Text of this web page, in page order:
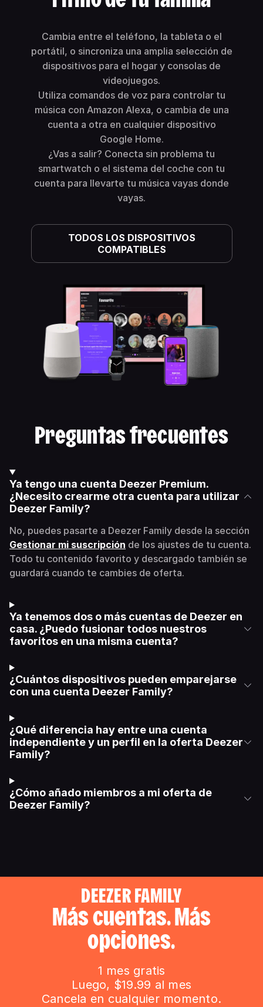
Cambia entre el teléfono, la tableta o el
portátil, o sincroniza una amplia selección de
dispositivos para el hogar y consolas de
videojuegos.
Utiliza comandos de voz para controlar tu
música con Amazon Alexa, o cambia de una
cuenta a otra en cualquier dispositivo
Google Home.
¿Vas a salir? Conecta sin problema tu
smartwatch o el sistema del coche con tu
cuenta para llevarte tu música vayas donde
vayas.
TODOS LOS DISPOSITIVOS
COMPATIBLES
Preguntas frecuentes
Ya tengo una cuenta Deezer Premium.
¿Necesito crearme otra cuenta para utilizar
Deezer Family?
No, puedes pasarte a Deezer Family desde la sección
Gestionar mi suscripción de los ajustes de tu cuenta.
Todo tu contenido favorito y descargado también se
guardará cuando te cambies de oferta.
Ya tenemos dos o más cuentas de Deezer en
casa. ¿Puedo fusionar todos nuestros
favoritos en una misma cuenta?
¿Cuántos dispositivos pueden emparejarse
con una cuenta Deezer Family?
¿Qué diferencia hay entre una cuenta
independiente y un perfil en la oferta Deezer
Family?
¿Cómo añado miembros a mi oferta de
Deezer Family?
DEEZER FAMILY
Más cuentas. Más
opciones.
1 mes gratis
Luego, $19.99 al mes
Cancela en cualquier momento.